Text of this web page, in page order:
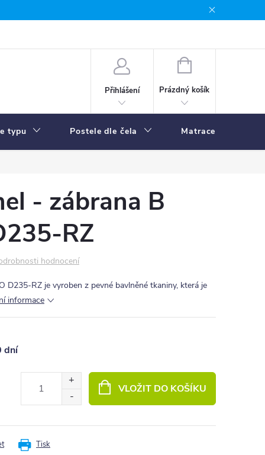
Přihlášení
NÁKUPNÍ
Prázdný košík
typu Postele dle čela Matrace
- zábrana B
RZ
hodnocení
D235-RZ je vyroben z pevné bavlněné tkaniny, která je
informace
dní
VLOŽIT DO KOŠÍKU
Tisk